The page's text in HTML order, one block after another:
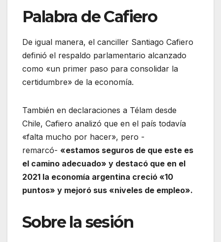
Palabra de Cafiero
De igual manera, el canciller Santiago Cafiero
definió el respaldo parlamentario alcanzado
como «un primer paso para consolidar la
certidumbre» de la economía.
También en declaraciones a Télam desde
Chile, Cafiero analizó que en el país todavía
«falta mucho por hacer», pero -
remarcó- «estamos seguros de que este es
el camino adecuado» y destacó que en el
2021 la economía argentina creció «10
puntos» y mejoró sus «niveles de empleo».
Sobre la sesión